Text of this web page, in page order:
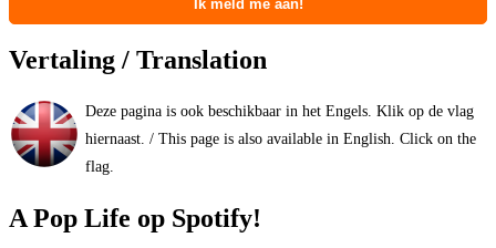
Vertaling / Translation
Deze pagina is ook beschikbaar in het Engels. Klik op de vlag
hiernaast. / This page is also available in English. Click on the
flag.
A Pop Life op Spotify!